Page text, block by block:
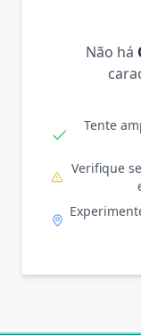
Não há
Tente
Verifique